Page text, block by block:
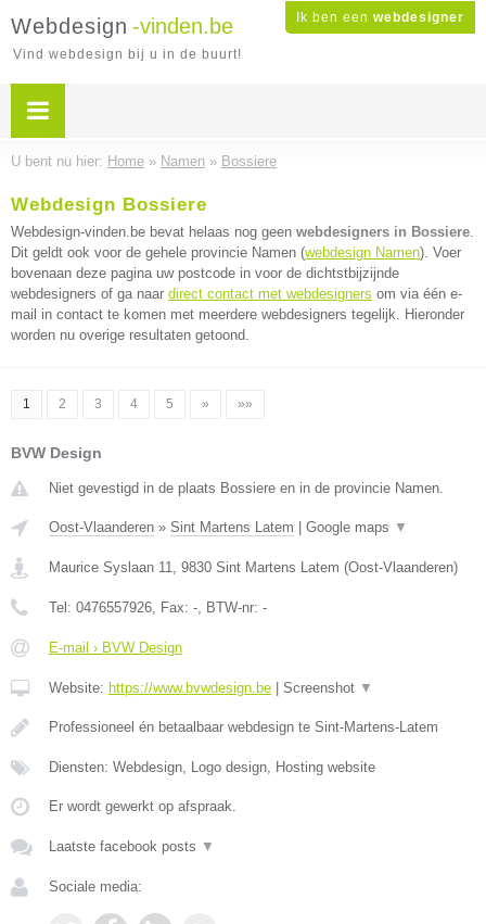
Ik ben een webdesigner
Webdesign -vinden.be
Vind webdesign bij u in de buurt!
U bent nu hier: Home » Namen » Bossiere
Webdesign Bossiere
Webdesign-vinden.be bevat helaas nog geen webdesigners in Bossiere.
Dit geldt ook voor de gehele provincie Namen (webdesign Namen). Voer
bovenaan deze pagina uw postcode in voor de dichtstbijzijnde
webdesigners of ga naar direct contact met webdesigners om via één e-
mail in contact te komen met meerdere webdesigners tegelijk. Hieronder
worden nu overige resultaten getoond.
1 2 3 4 5 » »»
BVW Design
Niet gevestigd in de plaats Bossiere en in de provincie Namen.
Oost-Vlaanderen » Sint Martens Latem Google maps ▼
Maurice Syslaan 11, 9830 Sint Martens Latem (Oost-Vlaanderen)
Tel: 0476557926, Fax: -, BTW-nr: -
E-mail › BVW Design
Website: https://www.bvwdesign.be Screenshot ▼
Professioneel én betaalbaar webdesign te Sint-Martens-Latem
Diensten: Webdesign, Logo design, Hosting website
Er wordt gewerkt op afspraak.
Laatste facebook posts ▼
Sociale media: